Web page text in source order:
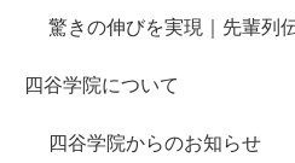
驚きの伸びを実現｜先輩列
四谷学院について
四谷学院からのお知らせ